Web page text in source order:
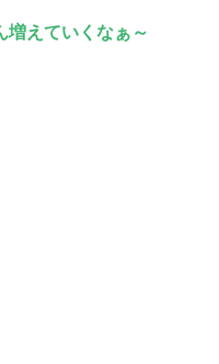
増えていくなぁ～